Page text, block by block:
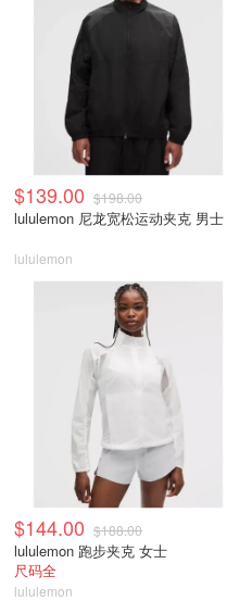
$139.00 $198.00
lululemon 尼龙宽松运动夹克 男士
lululemon
$144.00 $188.00
lululemon 跑步夹克 女士
尺码全
lululemon